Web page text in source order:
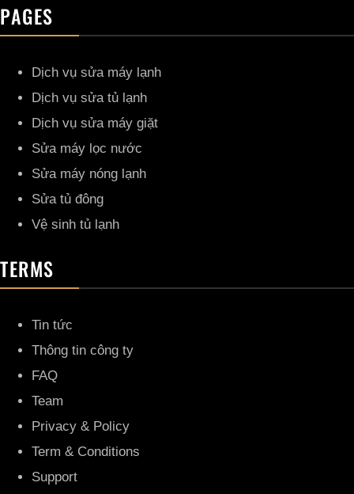
PAGES
Dịch vụ sửa máy lạnh
Dịch vụ sửa tủ lạnh
Dịch vụ sửa máy giặt
Sửa máy lọc nước
Sửa máy nóng lạnh
Sửa tủ đông
Vệ sinh tủ lạnh
TERMS
Tin tức
Thông tin công ty
FAQ
Team
Privacy & Policy
Term & Conditions
Support